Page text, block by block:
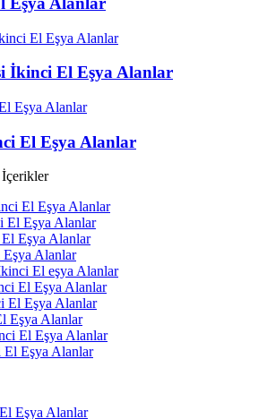
İkinci El Eşya Alanlar
El Eşya Alanlar
El Eşya Alanlar
Alanlar
El Eşya Alanlar
Eşya Alanlar
El Eşya Alanlar